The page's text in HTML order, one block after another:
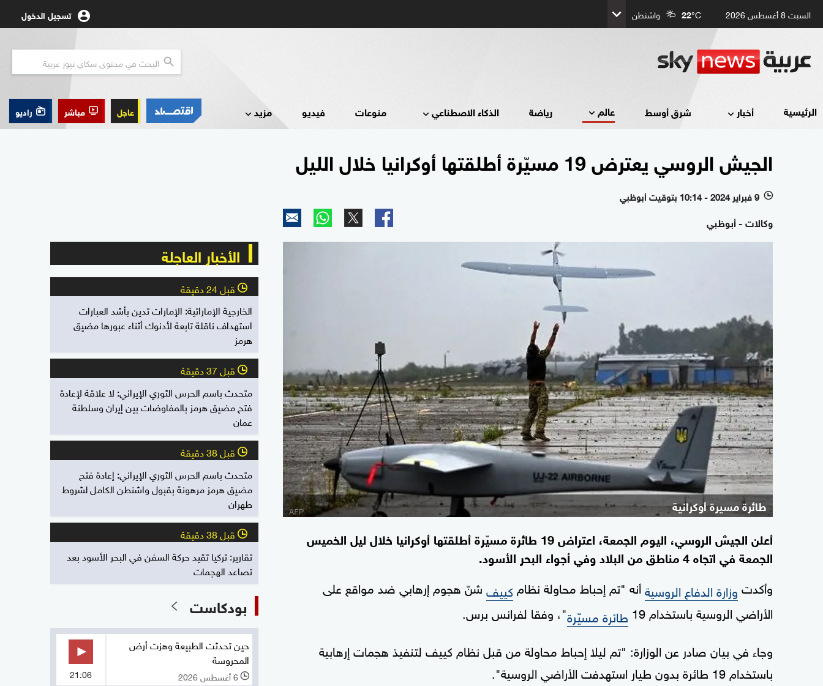
السبت 8 أغسطس 2026 22°C واشنطن تسجيل الدخول
الرئيسية أخبار شرق أوسط عالم رياضة الذكاء الاصطناعي منوعات فيديو مزيد عاجل مباشر راديو
الجيش الروسي يعترض 19 مسيّرة أطلقتها أوكرانيا خلال الليل
l 9 فبراير 2024 - 10:14 بتوقيت أبوظبي
وكالات - أبوظبي
طائرة مسيرة أوكرانية
أعلن الجيش الروسي، اليوم الجمعة، اعتراض 19 طائرة مسيّرة أطلقتها أوكرانيا خلال ليل الخميس
الجمعة في اتجاه 4 مناطق من البلاد وفي أجواء البحر الأسود.
وأكدت وزارة الدفاع الروسيةأنه "تم إحباط محاولة نظام كييف شنّ هجوم إرهابي ضد مواقع على
الأراضي الروسية باستخدام 19
طائرة مسيّرة"، وفقا لفرانس برس.
وجاء في بيان صادر عن الوزارة: "تم ليلا إحباط محاولة من قبل نظام كييف لتنفيذ هجمات إرهابية
باستخدام 19 طائرة بدون طيار استهدفت الأراضي الروسية".
الأخبار العاجلة
l قبل 24 دقيقة
الخارجية الإماراتية: الإمارات تدين بأشد العبارات
استهداف ناقلة تابعة لأدنوك أثناء عبورها مضيق
هرمز
l قبل 37 دقيقة
متحدث باسم الحرس الثوري الإيراني: لا علاقة لإعادة
فتح مضيق هرمز بالمفاوضات بين إيران وسلطنة
عمان
l قبل 38 دقيقة
متحدث باسم الحرس الثوري الإيراني: إعادة فتح
مضيق هرمز مرهونة بقبول واشنطن الكامل لشروط
طهران
l قبل 38 دقيقة
تقارير: تركيا تقيد حركة السفن في البحر الأسود بعد
تصاعد الهجمات
بودكاست
حين تحدثت الطبيعة وهزت أرض
المحروسة
l 6 أغسطس 2026 21:06